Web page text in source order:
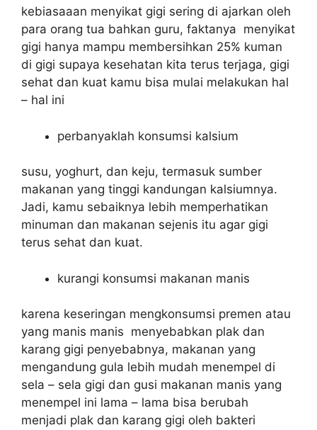
kebiasaaan menyikat gigi sering di ajarkan oleh
para orang tua bahkan guru, faktanya menyikat
gigi hanya mampu membersihkan 25% kuman
di gigi supaya kesehatan kita terus terjaga, gigi
sehat dan kuat kamu bisa mulai melakukan hal
– hal ini
perbanyaklah konsumsi kalsium
susu, yoghurt, dan keju, termasuk sumber
makanan yang tinggi kandungan kalsiumnya.
Jadi, kamu sebaiknya lebih memperhatikan
minuman dan makanan sejenis itu agar gigi
terus sehat dan kuat.
kurangi konsumsi makanan manis
karena keseringan mengkonsumsi premen atau
yang manis manis menyebabkan plak dan
karang gigi penyebabnya, makanan yang
mengandung gula lebih mudah menempel di
sela – sela gigi dan gusi makanan manis yang
menempel ini lama – lama bisa berubah
menjadi plak dan karang gigi oleh bakteri